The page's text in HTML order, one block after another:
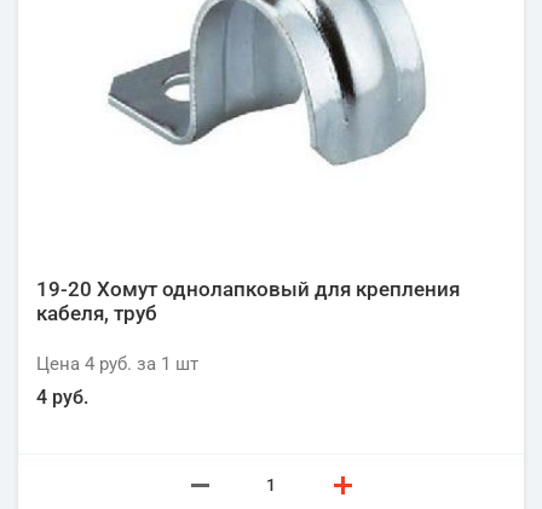
19-20 Хомут однолапковый для крепления
кабеля, труб
Цена 4 руб. за 1 шт
4 руб.